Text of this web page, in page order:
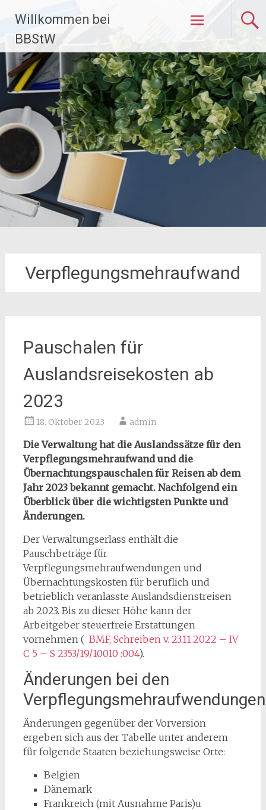
Inhalt
springen
Willkommen bei
BBStW
Verpflegungsmehraufwand
Pauschalen für
Auslandsreisekosten ab
2023
18. Oktober 2023 admin
Die Verwaltung hat die Auslandssätze für den
Verpflegungsmehraufwand und die
Übernachtungspauschalen für Reisen ab dem
Jahr 2023 bekannt gemacht. Nachfolgend ein
Überblick über die wichtigsten Punkte und
Änderungen.
Der Verwaltungserlass enthält die
Pauschbeträge für
Verpflegungsmehraufwendungen und
Übernachtungskosten für beruflich und
betrieblich veranlasste Auslandsdienstreisen
ab 2023. Bis zu dieser Höhe kann der
Arbeitgeber steuerfreie Erstattungen
vornehmen ( BMF, Schreiben v. 23.11.2022 – IV
C 5 – S 2353/19/10010 :004).
Änderungen bei den
Verpflegungsmehraufwendungen
Änderungen gegenüber der Vorversion
ergeben sich aus der Tabelle unter anderem
für folgende Staaten beziehungsweise Orte:
Belgien
Dänemark
Frankreich (mit Ausnahme Paris)u